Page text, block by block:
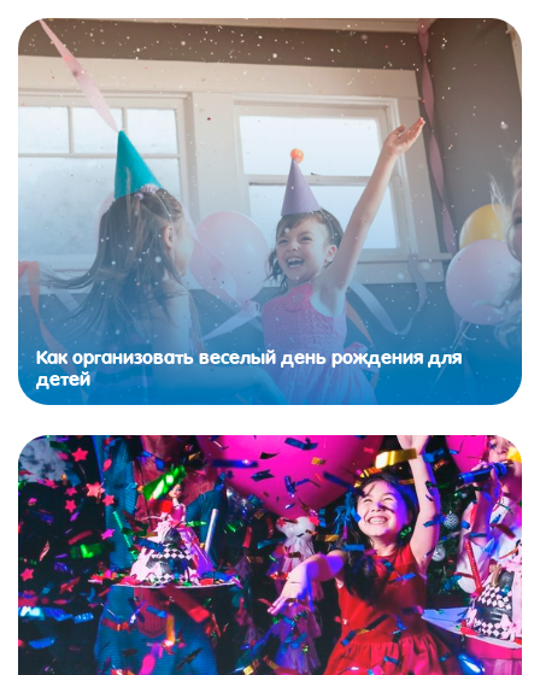
Как организовать веселый день рождения для
детей